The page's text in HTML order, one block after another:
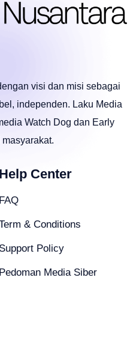
visi dan misi sebagai
independen. Laku Media
Watch Dog dan Early
Help Center
FAQ
& Conditions
Support Policy
Pedoman Media Siber